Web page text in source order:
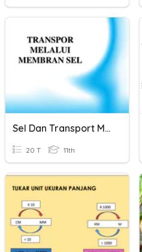
Sel Dan Transport Membran
20 T 11th